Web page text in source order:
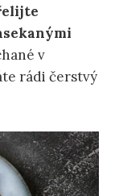
v
rádi čerstvý